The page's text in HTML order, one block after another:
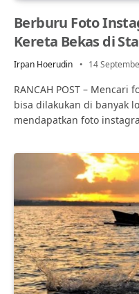
Berburu Foto
Kereta Bekas di
Irpan Hoerudin 14
RANCAH POST –
bisa dilakukan di banyak
mendapatkan foto